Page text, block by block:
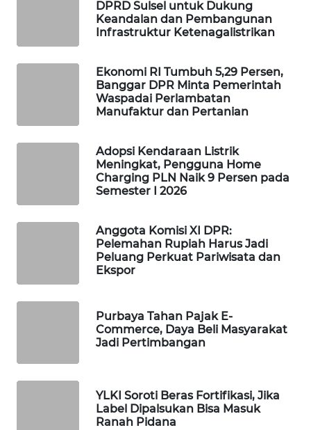
DPRD Sulsel untuk Dukung
Keandalan dan Pembangunan
Infrastruktur Ketenagalistrikan
Ekonomi RI Tumbuh 5,29 Persen,
Banggar DPR Minta Pemerintah
Waspadai Perlambatan
Manufaktur dan Pertanian
Adopsi Kendaraan Listrik
Meningkat, Pengguna Home
Charging PLN Naik 9 Persen pada
Semester I 2026
Anggota Komisi XI DPR:
Pelemahan Rupiah Harus Jadi
Peluang Perkuat Pariwisata dan
Ekspor
Purbaya Tahan Pajak E-
Commerce, Daya Beli Masyarakat
Jadi Pertimbangan
YLKI Soroti Beras Fortifikasi, Jika
Label Dipalsukan Bisa Masuk
Ranah Pidana
WAHANA
DESA
WAHANA
MAWAKA
ID